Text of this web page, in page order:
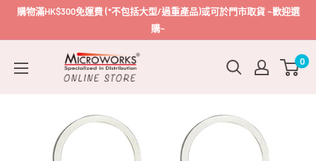
購物滿HK$300免運費 (*不包括大型/過重產品)或可於門市取貨 ~歡迎選
購~
Microworks
Online
0